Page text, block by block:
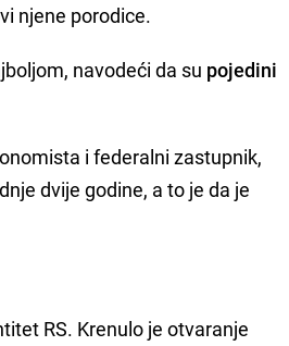
njene porodice.
navodeći da su pojedini
i federalni zastupnik,
dvije godine, a to je da je
RS. Krenulo je otvaranje